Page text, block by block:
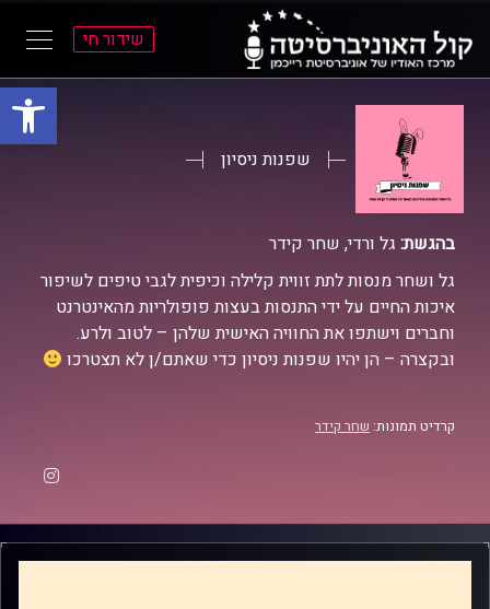
פתח
שידור חי
שפנות ניסיון
בהגשת: גל ורדי, שחר קידר
גל ושחר מנסות לתת זווית קלילה וכיפית לגבי טיפים לשיפור
איכות החיים על ידי התנסות בעצות פופולריות מהאינטרנט
וחברים וישתפו את החוויה האישית שלהן – לטוב ולרע.
ובקצרה – הן יהיו שפנות ניסיון כדי שאתם/ן לא תצטרכו
קרדיט תמונות: שחר קידר